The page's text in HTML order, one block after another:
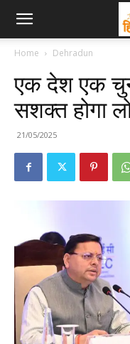
Home Dehradun
एक देश एक
सशक्त होगा
21/05/2025